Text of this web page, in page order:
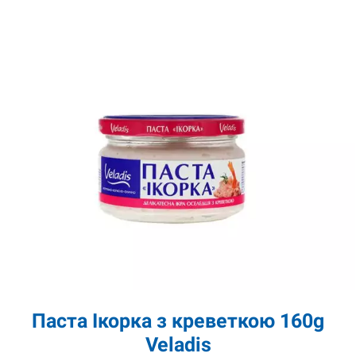
Паста Ікорка з креветкою 160g
Veladis